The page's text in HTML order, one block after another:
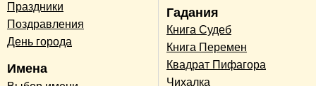
Праздники
Поздравления
День города
Имена
Гадания
Книга Судеб
Книга Перемен
Квадрат Пифагора
Чихалка